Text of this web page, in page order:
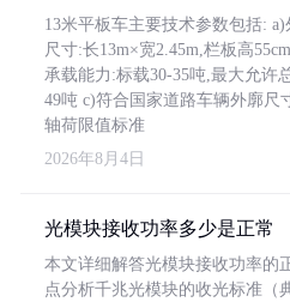
13米平板车主要技术参数包括: a)
尺寸:长13m×宽2.45m,栏板高
承载能力:标载30-35吨,最大允许
49吨 c)符合国家道路车辆外廓尺
轴荷限值标准
2026年8月4日
光模块接收功率多少是正常
本文详细解答光模块接收功率的
点分析千兆光模块的收光标准（